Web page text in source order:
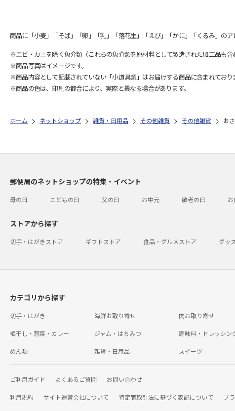
商品に「小麦」「そば」「卵」「乳」「落花生」「えび」「かに」「くるみ」の
※エビ・カニを除く魚介類（これらの魚介類を原材料として製造された加工品も
※商品写真はイメージです。
※商品内容として記載されていない「小道具類」はお届けする商品に含まれており
※商品の色は、印刷の都合により、実際と異なる場合があります。
ホーム ネットショップ 雑貨・日用品 その他雑貨 その他雑貨 お
郵便局のネットショップの特集・イベント
母の日 こどもの日 父の日 お中元 敬老の日
ストアから探す
切手・はがきストア ギフトストア 食品・グルメストア グッ
カテゴリから探す
切手・はがき 海鮮お取り寄せ 肉お取り寄せ
梅干し・惣菜・カレー ジャム・はちみつ 調味料・ドレッシン
めん類 雑貨・日用品 スイーツ
ご利用ガイド よくあるご質問 お問い合わせ
利用規約 サイト運営会社について 特定商取引法に基づく表記について プ